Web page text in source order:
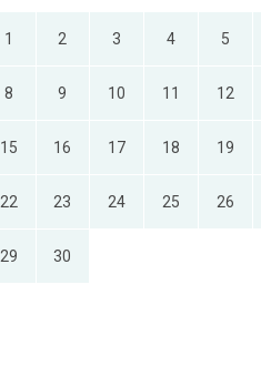
1 2 3 4 5
8 9 10 11 12
15 16 17 18 19
22 23 24 25 26
29 30